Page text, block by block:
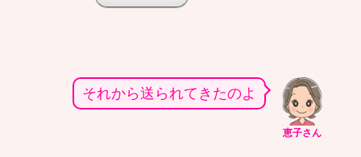
恵子さん
それから送られてきたのよ